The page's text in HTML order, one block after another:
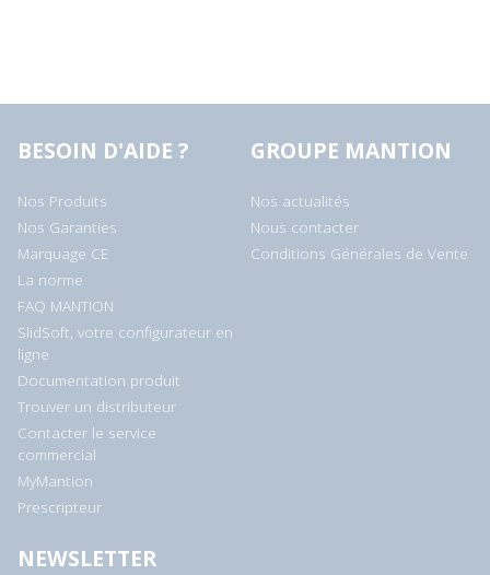
BESOIN D'AIDE ?
Nos Produits
Nos Garanties
Marquage CE
La norme
FAQ MANTION
SlidSoft, votre configurateur en
ligne
Documentation produit
Trouver un distributeur
Contacter le service
commercial
MyMantion
Prescripteur
GROUPE MANTION
Nos actualités
Nous contacter
Conditions Générales de Vente
NEWSLETTER